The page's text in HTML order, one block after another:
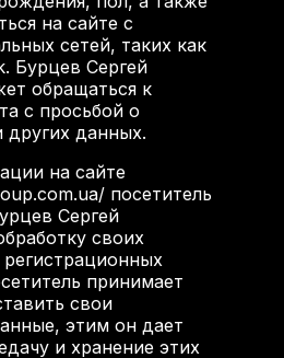
на сайте с
сетей, таких как
Бурцев Сергей
обращаться к
с просьбой о
других данных.
на сайте
посетитель
Сергей
своих
принимает
свои
этим он дает
и хранение этих